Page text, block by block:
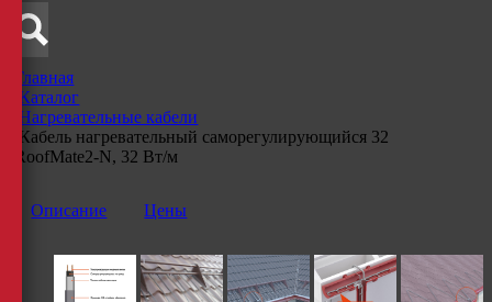
Главная
Каталог
Нагревательные кабели
Кабель нагревательный саморегулирующийся 32
RoofMate2-N, 32 Вт/м
Описание Цены